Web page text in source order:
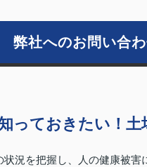
弊社へのお問い合
っておきたい！土
況を把握し、人の健康被